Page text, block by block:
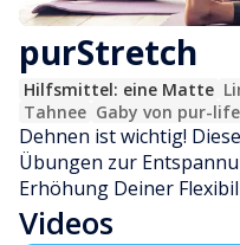
purStretch
Hilfsmittel: eine Matte
Tahnee Gaby von pur-life
Dehnen ist wichtig!
Übungen zur
Erhöhung Deiner
Videos